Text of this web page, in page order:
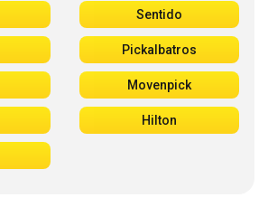
Sentido
Pickalbatros
Movenpick
Hilton